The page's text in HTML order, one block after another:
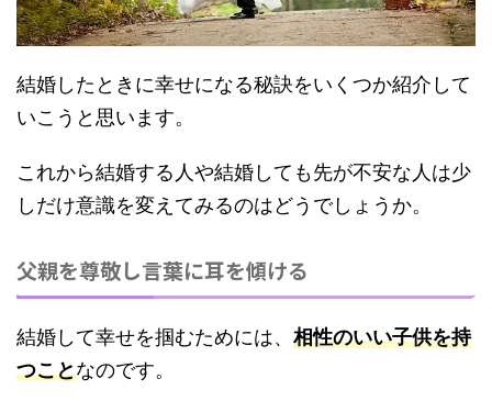
結婚したときに幸せになる秘訣をいくつか紹介して
いこうと思います。
これから結婚する人や結婚しても先が不安な人は少
しだけ意識を変えてみるのはどうでしょうか。
父親を尊敬し言葉に耳を傾ける
結婚して幸せを掴むためには、 相性のいい子供を持
つことなのです。